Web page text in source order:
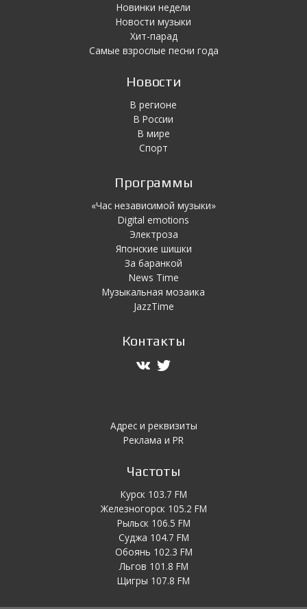
Новинки недели
Новости музыки
Хит-парад
Самые взрослые песни года
Новости
В регионе
В России
В мире
Спорт
Программы
«Час независимой музыки»
Digital emotions
Электроза
Японскиe шишки
За баранкой
News Time
Музыкальная мозаика
JazzTime
Контакты
Адрес и реквизиты
Реклама и PR
Частоты
Курск 103.7 FM
Железногорск 105.2 FM
Рыльск 106.5 FM
Суджа 104.7 FM
Обоянь 102.3 FM
Льгов 101.8 FM
Щигры 107.8 FM